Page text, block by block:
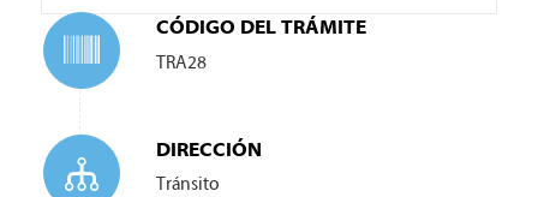
CÓDIGO DEL TRÁMITE
TRA28
DIRECCIÓN
Tránsito